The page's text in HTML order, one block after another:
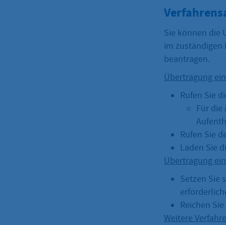
Sie können die
im zuständigen
beantragen.
Übertragung
Rufen Sie
Für
Rufen Sie
Laden Sie
Übertragung
Setzen Sie
Reichen
Weitere